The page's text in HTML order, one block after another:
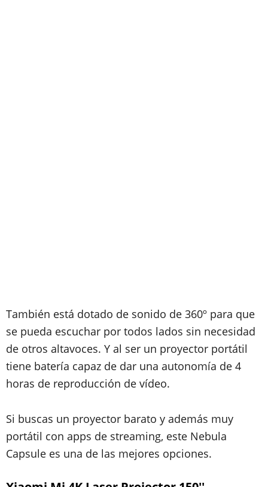
También está dotado de sonido de 360º para que
se pueda escuchar por todos lados sin necesidad
de otros altavoces. Y al ser un proyector portátil
tiene batería capaz de dar una autonomía de 4
horas de reproducción de vídeo.
Si buscas un proyector barato y además muy
portátil con apps de streaming, este Nebula
Capsule es una de las mejores opciones.